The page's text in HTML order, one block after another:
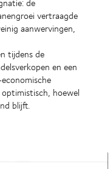
de
vertraagde
aanwervingen,
tijdens de
en een
hoewel
blijft.